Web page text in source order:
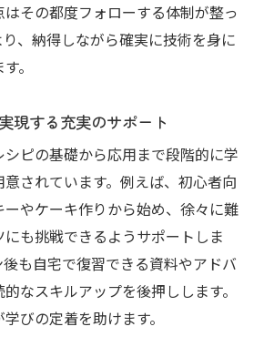
その都度フォローする体制が整っ
、納得しながら確実に技術を身に
。
現する充実のサポート
ピの基礎から応用まで段階的に学
されています。例えば、初心者向
やケーキ作りから始め、徐々に難
も挑戦できるようサポートしま
も自宅で復習できる資料やアドバ
なスキルアップを後押しします。
びの定着を助けます。